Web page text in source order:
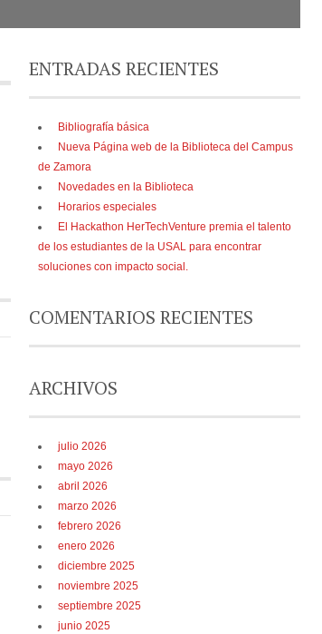
ENTRADAS RECIENTES
Bibliografía básica
Nueva Página web de la Biblioteca del Campus
de Zamora
Novedades en la Biblioteca
Horarios especiales
El Hackathon HerTechVenture premia el talento
de los estudiantes de la USAL para encontrar
soluciones con impacto social.
COMENTARIOS RECIENTES
ARCHIVOS
julio 2026
mayo 2026
abril 2026
marzo 2026
febrero 2026
enero 2026
diciembre 2025
noviembre 2025
septiembre 2025
junio 2025